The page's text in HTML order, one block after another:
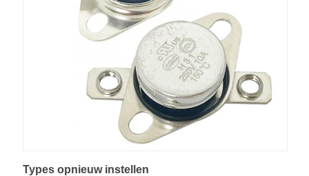
Types opnieuw instellen